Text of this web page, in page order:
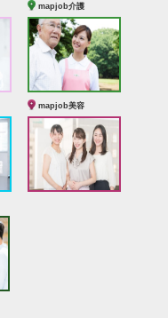
mapjob介護
mapjob美容